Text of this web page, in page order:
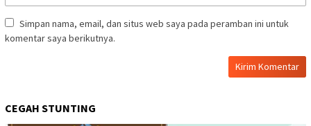
Simpan nama, email, dan situs web saya pada peramban ini untuk
komentar saya berikutnya.
CEGAH STUNTING